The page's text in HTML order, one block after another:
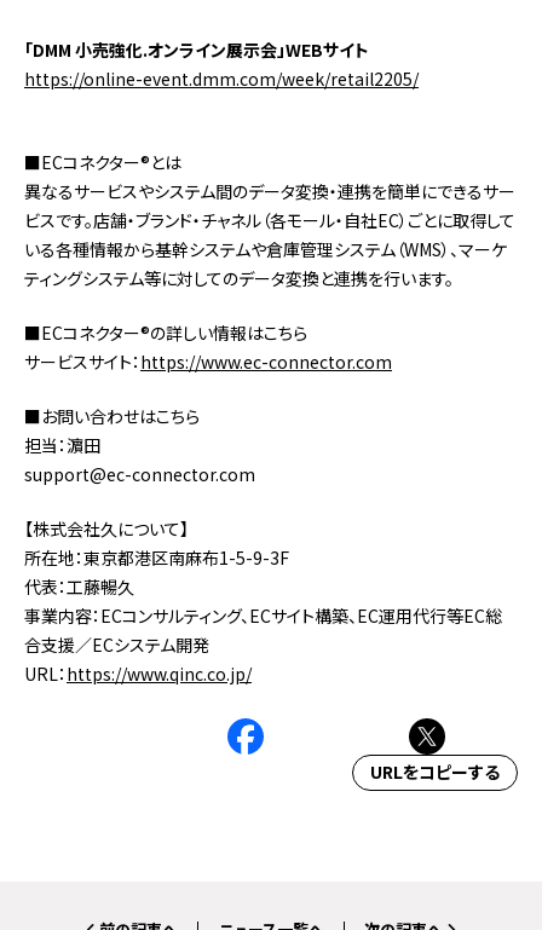
「DMM 小売強化.オンライン展示会」WEBサイト
https://online-event.dmm.com/week/retail2205/
■ECコネクター®とは
異なるサービスやシステム間のデータ変換・連携を簡単にできるサー
ビスです。店舗・ブランド・チャネル（各モール・自社EC）ごとに取得して
いる各種情報から基幹システムや倉庫管理システム（WMS）、マーケ
ティングシステム等に対してのデータ変換と連携を行います。
■ECコネクター®の詳しい情報はこちら
サービスサイト： https://www.ec-connector.com
■お問い合わせはこちら
担当：濵田
support@ec-connector.com
【株式会社久について】
所在地：東京都港区南麻布1-5-9-3F
代表：工藤暢久
事業内容：ECコンサルティング、ECサイト構築、EC運用代行等EC総
合支援／ECシステム開発
URL： https://www.qinc.co.jp/
URLをコピーする